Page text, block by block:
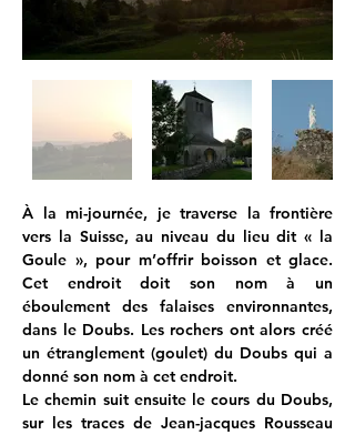
À la mi-journée, je traverse la frontière
vers la Suisse, au niveau du lieu dit « la
Goule », pour m’offrir boisson et glace.
Cet endroit doit son nom à un
éboulement des falaises environnantes,
dans le Doubs. Les rochers ont alors créé
un étranglement (goulet) du Doubs qui a
donné son nom à cet endroit.
Le chemin suit ensuite le cours du Doubs,
sur les traces de Jean-jacques Rousseau